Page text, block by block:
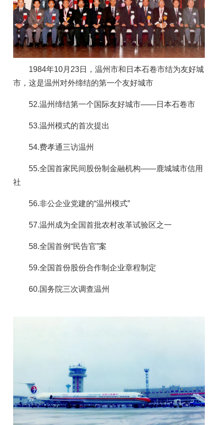
1984年10月23日，温州市和日本石卷市结为友好城
市，这是温州对外缔结的第一个友好城市
52.温州缔结第一个国际友好城市——日本石卷市
53.温州模式的首次提出
54.费孝通三访温州
55.全国首家民间股份制金融机构——鹿城城市信用
社
56.非公企业党建的“温州模式”
57.温州成为全国首批农村改革试验区之一
58.全国首例“民告官”案
59.全国首份股份合作制企业章程制定
60.国务院三次调查温州